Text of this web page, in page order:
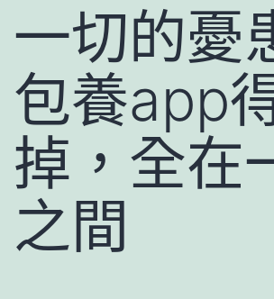
一切的憂
包養app
掉，全在
之間